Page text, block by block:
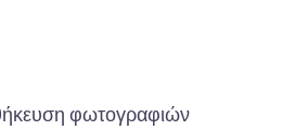
φωτογραφιών